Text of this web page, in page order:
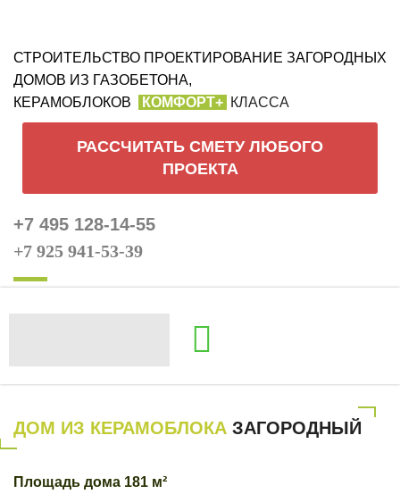
СТРОИТЕЛЬСТВО ПРОЕКТИРОВАНИЕ ЗАГОРОДНЫХ
ДОМОВ ИЗ ГАЗОБЕТОНА,
КЕРАМОБЛОКОВ
КОМФОРТ+ КЛАССА
РАССЧИТАТЬ СМЕТУ ЛЮБОГО
ПРОЕКТА
+7 495 128-14-55
+7 925 941-53-39
ДОМ ИЗ КЕРАМОБЛОКА ЗАГОРОДНЫЙ
Площадь дома 181 м²